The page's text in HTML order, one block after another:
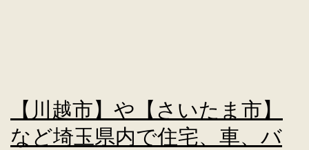
【川越市】や【さいたま市】
など埼玉県内で住宅、車、バ